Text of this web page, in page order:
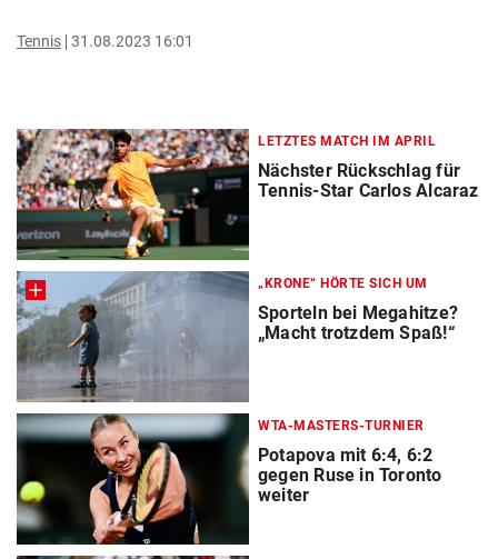
Tennis 31.08.2023 16:01
LETZTES MATCH IM APRIL
Nächster Rückschlag für
Tennis-Star Carlos Alcaraz
„KRONE“ HÖRTE SICH UM
Sporteln bei Megahitze?
„Macht trotzdem Spaß!“
WTA-MASTERS-TURNIER
Potapova mit 6:4, 6:2
gegen Ruse in Toronto
weiter